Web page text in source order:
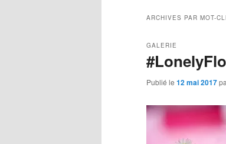
ARCHIVES PAR MOT-
GALERIE
Publié le 12 mai 2017